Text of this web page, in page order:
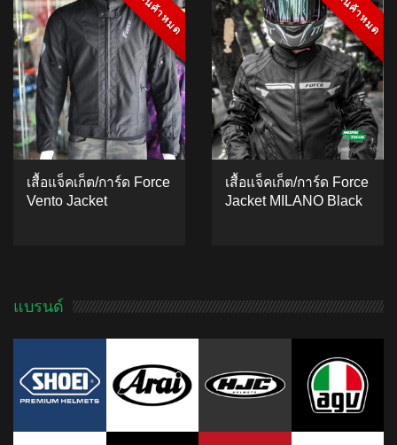
based on
customer
ratings
ADD TO CART
สินค้าหมด
สินค้าหมด
เสื้อแจ็คเก็ต/การ์ด Force
Vento Jacket
on
ADD TO CART
สินค้าหมด
สินค้าหมด
เสื้อแจ็คเก็ต/การ์ด Force
Jacket MILANO Black
แบรนด์